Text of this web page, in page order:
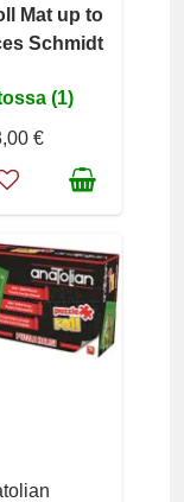
Mat up to
Schmidt
(1)
€